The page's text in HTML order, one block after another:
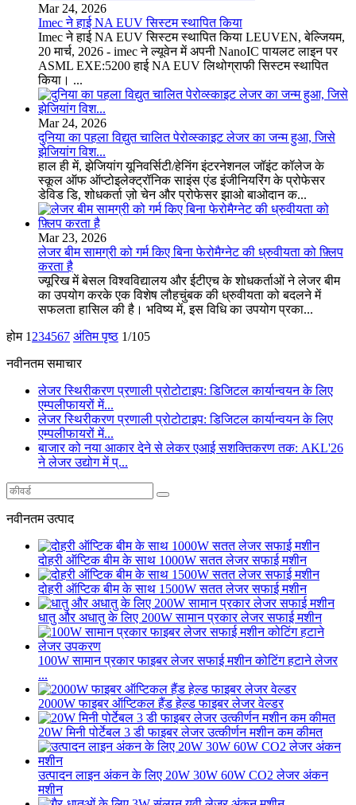
Mar 24, 2026
Imec ने हाई NA EUV सिस्टम स्थापित किया
Imec ने हाई NA EUV सिस्टम स्थापित किया LEUVEN, बेल्जियम,
20 मार्च, 2026 - imec ने ल्यूवेन में अपनी NanoIC पायलट लाइन पर
ASML EXE:5200 हाई NA EUV लिथोग्राफी सिस्टम स्थापित
किया। ...
Mar 24, 2026
दुनिया का पहला विद्युत चालित पेरोव्स्काइट लेजर का जन्म हुआ, जिसे
झेजियांग विश...
हाल ही में, झेजियांग यूनिवर्सिटी/हेनिंग इंटरनेशनल जॉइंट कॉलेज के
स्कूल ऑफ ऑप्टोइलेक्ट्रॉनिक साइंस एंड इंजीनियरिंग के प्रोफेसर
डेविड डि, शोधकर्ता ज़ो चेन और प्रोफेसर झाओ बाओदान क...
Mar 23, 2026
लेजर बीम सामग्री को गर्म किए बिना फेरोमैग्नेट की ध्रुवीयता को फ़्लिप
करता है
ज्यूरिख में बेसल विश्वविद्यालय और ईटीएच के शोधकर्ताओं ने लेजर बीम
का उपयोग करके एक विशेष लौहचुंबक की ध्रुवीयता को बदलने में
सफलता हासिल की है। भविष्य में, इस विधि का उपयोग प्रका...
होम 1 234567 अंतिम पृष्ठ 1/105
नवीनतम समाचार
लेजर स्थिरीकरण प्रणाली प्रोटोटाइप: डिजिटल कार्यान्वयन के लिए
एम्पलीफायरों में...
लेजर स्थिरीकरण प्रणाली प्रोटोटाइप: डिजिटल कार्यान्वयन के लिए
एम्पलीफायरों में...
बाजार को नया आकार देने से लेकर एआई सशक्तिकरण तक: AKL'26
ने लेजर उद्योग में प्...
नवीनतम उत्पाद
दोहरी ऑप्टिक बीम के साथ 1000W सतत लेजर सफाई मशीन
दोहरी ऑप्टिक बीम के साथ 1500W सतत लेजर सफाई मशीन
धातु और अधातु के लिए 200W सामान प्रकार लेजर सफाई मशीन
100W सामान प्रकार फाइबर लेजर सफाई मशीन कोटिंग हटाने लेजर
...
2000W फाइबर ऑप्टिकल हैंड हेल्ड फाइबर लेजर वेल्डर
20W मिनी पोर्टेबल 3 डी फाइबर लेजर उत्कीर्णन मशीन कम कीमत
उत्पादन लाइन अंकन के लिए 20W 30W 60W CO2 लेजर अंकन
मशीन